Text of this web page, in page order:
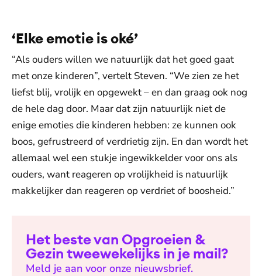
‘Elke emotie is oké’
“Als ouders willen we natuurlijk dat het goed gaat
met onze kinderen”, vertelt Steven. “We zien ze het
liefst blij, vrolijk en opgewekt – en dan graag ook nog
de hele dag door. Maar dat zijn natuurlijk niet de
enige emoties die kinderen hebben: ze kunnen ook
boos, gefrustreerd of verdrietig zijn. En dan wordt het
allemaal wel een stukje ingewikkelder voor ons als
ouders, want reageren op vrolijkheid is natuurlijk
makkelijker dan reageren op verdriet of boosheid.”
Het beste van Opgroeien &
Gezin tweewekelijks in je mail?
Meld je aan voor onze nieuwsbrief.